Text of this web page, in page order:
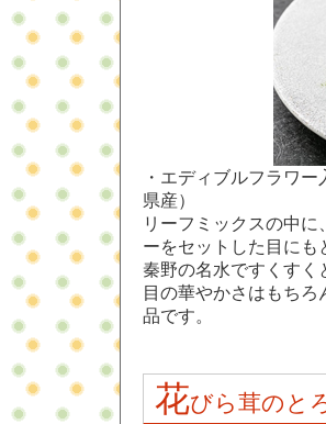
・エディブルフラワ
県産）
リーフミックスの中
ーをセットした目にも
秦野の名水ですくすく
目の華やかさはもち
品です。
花びら茸のと